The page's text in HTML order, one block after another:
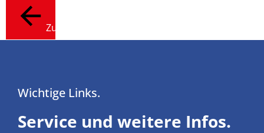
Zurück
Wichtige Links.
Service und weitere Infos.